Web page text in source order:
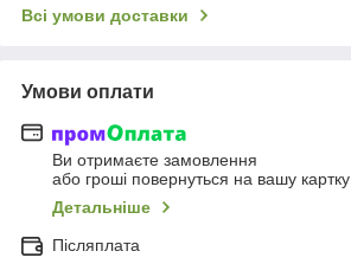
Всі умови доставки
Умови оплати
Ви отримаєте замовлення
або гроші повернуться на вашу картку
Детальніше
Післяплата